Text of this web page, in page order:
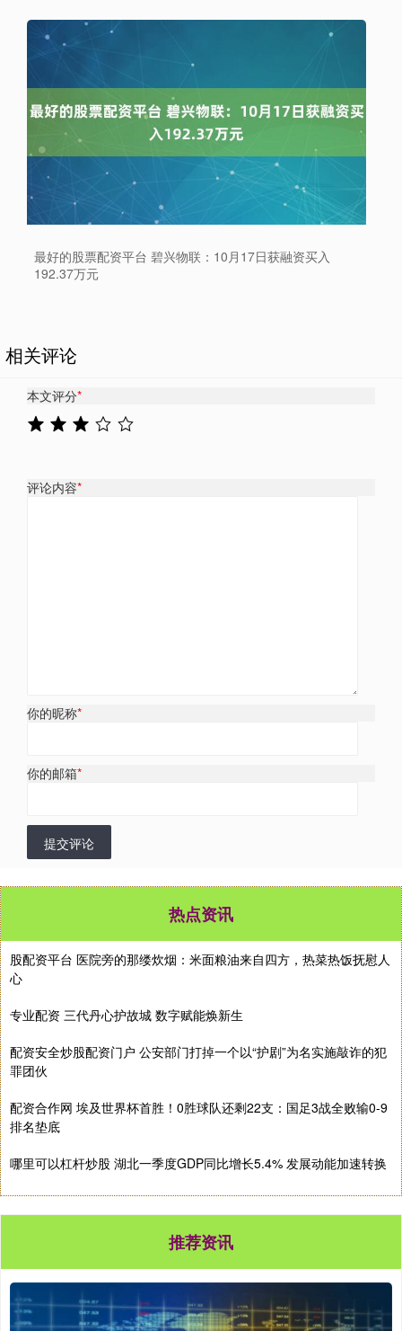
最好的股票配资平台 碧兴物联：10月17日获融资买入
192.37万元
相关评论
本文评分*
评论内容*
你的昵称*
你的邮箱*
提交评论
热点资讯
股配资平台 医院旁的那缕炊烟：米面粮油来自四方，热菜热饭抚慰人
心
专业配资 三代丹心护故城 数字赋能焕新生
配资安全炒股配资门户 公安部门打掉一个以“护剧”为名实施敲诈的犯
罪团伙
配资合作网 埃及世界杯首胜！0胜球队还剩22支：国足3战全败输0-9
排名垫底
哪里可以杠杆炒股 湖北一季度GDP同比增长5.4% 发展动能加速转换
推荐资讯